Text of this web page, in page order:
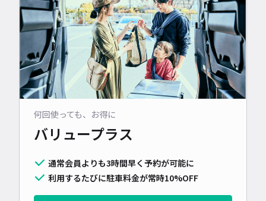
何回使っても、お得に
バリュープラス
通常会員よりも3時間早く予約が可能に
利用するたびに駐車料金が常時10%OFF